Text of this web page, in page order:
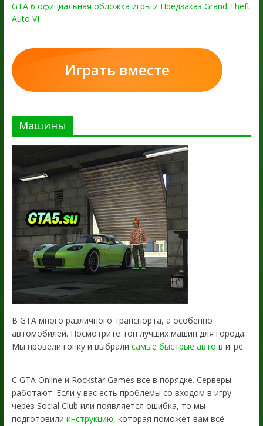
GTA 6 официальная обложка игры и Предзаказ Grand Theft
Auto VI
Играть вместе
Машины
В GTA много различного транспорта, а особенно
автомобилей. Посмотрите топ лучших машин для города.
Мы провели гонку и выбрали самые быстрые авто в игре.
С GTA Online и Rockstar Games всё в порядке. Серверы
работают. Если у вас есть проблемы со входом в игру
через Social Club или появляется ошибка, то мы
подготовили инструкцию, которая поможет вам всё